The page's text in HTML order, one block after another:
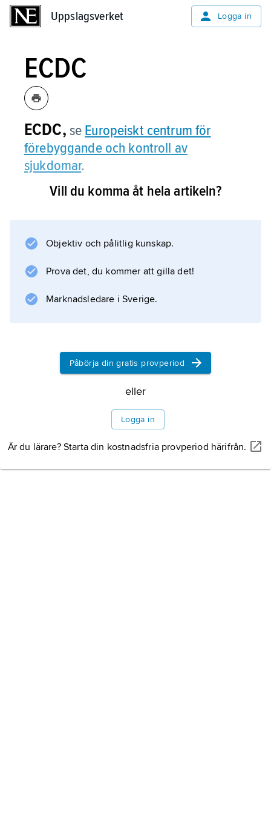
Uppslagsverket Logga in
ECDC
ECDC, se Europeiskt centrum för
förebyggande och kontroll av
sjukdomar.
Information om artikeln
Vill du komma åt hela artikeln?
Objektiv och pålitlig kunskap.
Prova det, du kommer att gilla det!
Marknadsledare i Sverige.
Påbörja din gratis provperiod
eller
Logga in
Är du lärare? Starta din kostnadsfria provperiod härifrån.